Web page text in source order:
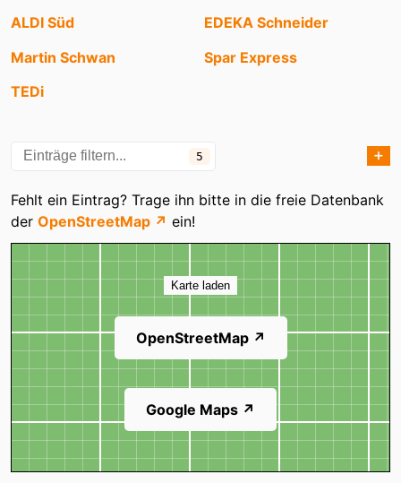
Einträge
ALDI Süd
EDEKA Schneider
Martin Schwan
Spar Express
TEDi
5 ➕
Kategorien
Fehlt ein Eintrag? Trage ihn bitte in die freie Datenbank
der OpenStreetMap ↗ ein!
Karte
Karte laden
OpenStreetMap ↗
Google Maps ↗